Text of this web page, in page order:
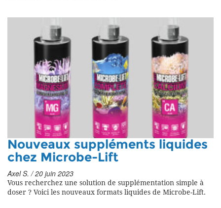
Nouveaux suppléments liquides
chez Microbe-Lift
Axel S. / 20 juin 2023
Vous recherchez une solution de supplémentation simple à
doser ? Voici les nouveaux formats liquides de Microbe-Lift.